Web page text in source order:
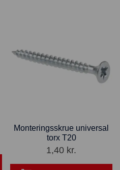
Monteringsskrue universal
torx T20
1,40 kr.